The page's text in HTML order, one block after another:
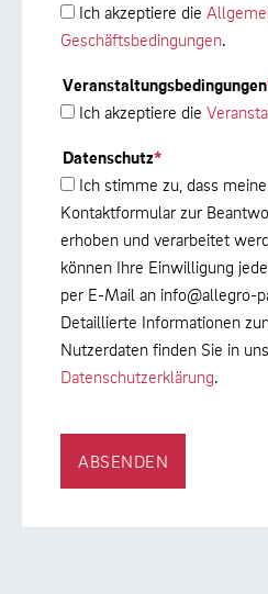
Ich akzeptiere die
Geschäftsbedingungen.
Veranstaltungsbedingungen
Ich akzeptiere die
Datenschutz*
Ich stimme zu, dass
Kontaktformular zur
erhoben und verarbeitet
können Ihre Einwilligung
per E-Mail an info@allegro-
Detaillierte Informationen
Nutzerdaten finden Sie in
Datenschutzerklärung.
ABSENDEN